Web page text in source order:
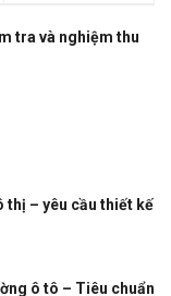
tra và nghiệm thu
thị – yêu cầu thiết kế
ô tô – Tiêu chuẩn